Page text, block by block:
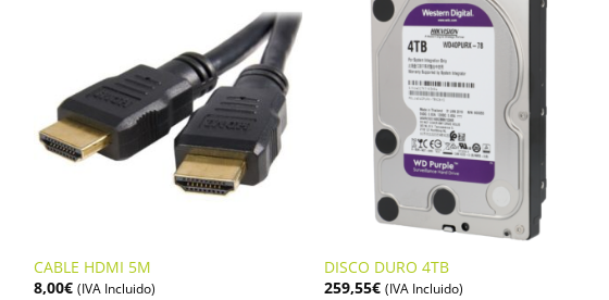
CABLE HDMI 5M
8,00€ (IVA Incluido)
DISCO DURO 4TB
259,55€ (IVA Incluido)